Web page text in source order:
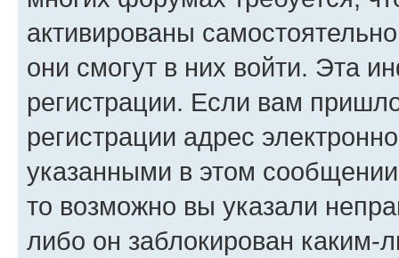
активированы
они смогут в них войти. Эта
регистрации. Если вам
регистрации адрес
указанными в этом
то возможно вы указали
либо он заблокирован